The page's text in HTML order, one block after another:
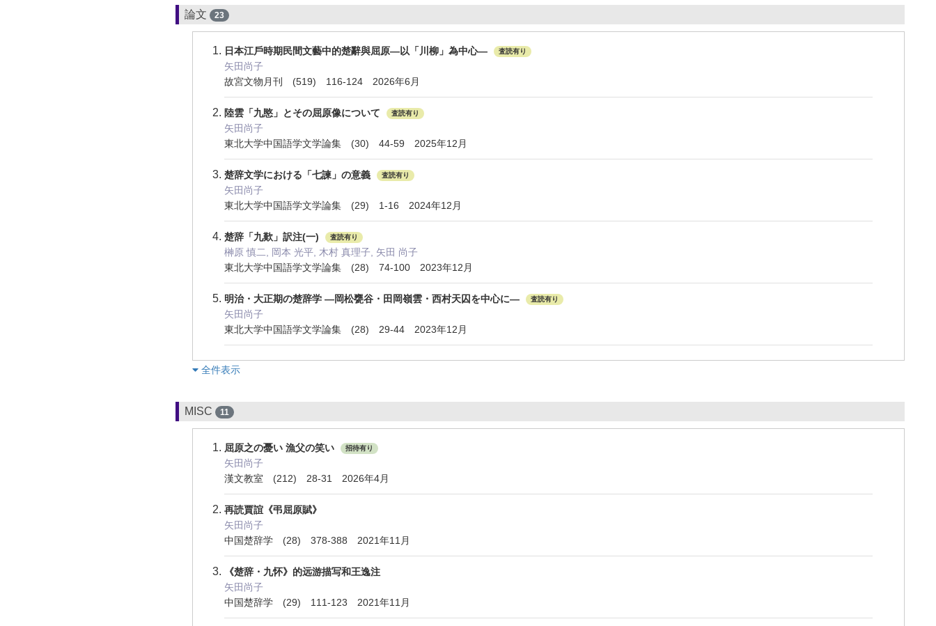
論文 23
日本江戶時期民間文藝中的楚辭與屈原—以「川柳」為中心— 査読有り
矢田尚子
故宮文物月刊 (519) 116-124 2026年6月
陸雲「九愍」とその屈原像について 査読有り
矢田尚子
東北大学中国語学文学論集 (30) 44-59 2025年12月
楚辞文学における「七諫」の意義 査読有り
矢田尚子
東北大学中国語学文学論集 (29) 1-16 2024年12月
楚辞「九歎」訳注(一) 査読有り
榊原 慎二, 岡本 光平, 木村 真理子, 矢田 尚子
東北大学中国語学文学論集 (28) 74-100 2023年12月
明治・大正期の楚辞学 ―岡松甕谷・田岡嶺雲・西村天囚を中心に― 査読有り
矢田尚子
東北大学中国語学文学論集 (28) 29-44 2023年12月
︎全件表示
MISC 11
屈原之の憂い 漁父の笑い 招待有り
矢田尚子
漢文教室 (212) 28-31 2026年4月
再読賈誼《弔屈原賦》
矢田尚子
中国楚辞学 (28) 378-388 2021年11月
《楚辞・九怀》的远游描写和王逸注
矢田尚子
中国楚辞学 (29) 111-123 2021年11月